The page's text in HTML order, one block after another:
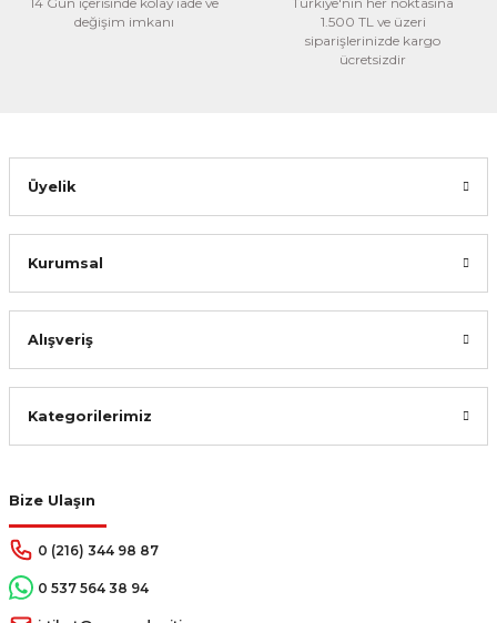
değişim imkanı
1.500 TL ve üzeri
siparişlerinizde kargo
ücretsizdir
Bize Ulaşın
0 (216) 344 98 87
0 537 564 38 94
Üyelik
Kurumsal
Alışveriş
Kategorilerimiz